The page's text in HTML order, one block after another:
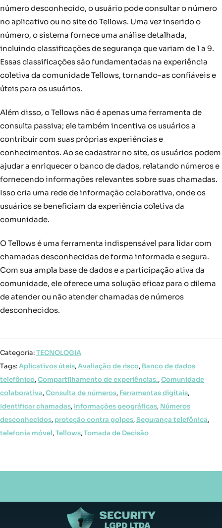
número desconhecido, o usuário pode consultar o número
no aplicativo ou no site do Tellows. Uma vez inserido o
número, o sistema fornece uma análise detalhada,
incluindo classificações de segurança que variam de 1 a 9.
Essas classificações são fundamentadas na experiência
coletiva da comunidade Tellows, tornando-as confiáveis e
úteis para os usuários.
Além disso, o Tellows não é apenas uma ferramenta de
consulta passiva; ele também incentiva os usuários a
contribuir com suas próprias experiências e
conhecimentos. Ao se cadastrar no site, os usuários podem
ajudar a enriquecer o banco de dados, relatando números e
fornecendo informações relevantes sobre suas chamadas.
Isso cria uma rede de informação colaborativa, onde os
usuários se beneficiam da experiência coletiva da
comunidade.
O Tellows é uma ferramenta indispensável para lidar com
chamadas desconhecidas de forma informada e segura.
Com sua ampla base de dados e a participação ativa da
comunidade, ele oferece uma solução eficaz para o dilema
de atender ou não atender chamadas de números
desconhecidos.
Categoria:TECNOLOGIA
Tags:Aplicativos úteis,Avaliação de risco, Banco de dados
telefônico,Compartilhamento de experiências.,Comunidade
colaborativa,Consulta de números, Ferramentas digitais,
Identificar chamadas, Informações geográficas, Números
desconhecidos, proteção contra golpes,Segurança telefônica,
telefonia móvel,Tellows,Tomada de Decisão